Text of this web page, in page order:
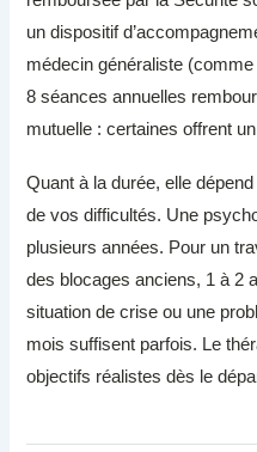
un dispositif
médecin généraliste
8 séances annuelles
mutuelle : certaines offrent
Quant à la durée, elle
de vos difficultés. Une
plusieurs années. Pour un
des blocages anciens, 1 à 2
situation de crise ou une
mois suffisent parfois. Le
objectifs réalistes dès le